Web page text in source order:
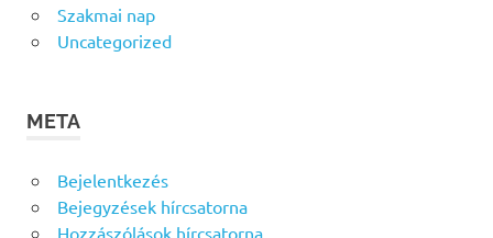
Szakmai nap
Uncategorized
META
Bejelentkezés
Bejegyzések hírcsatorna
Hozzászólások hírcsatorna